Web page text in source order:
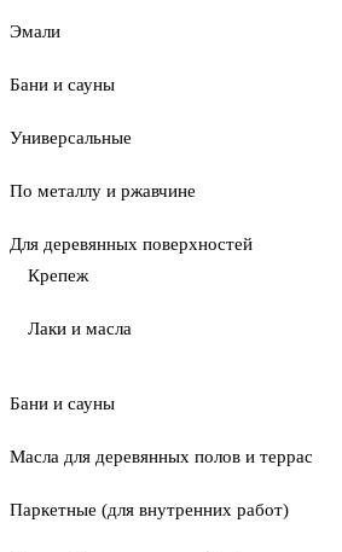
Эмали
Бани и сауны
Универсальные
По металлу и ржавчине
Для деревянных поверхностей
Крепеж
Лаки и масла
Бани и сауны
Масла для деревянных полов и террас
Паркетные (для внутренних работ)